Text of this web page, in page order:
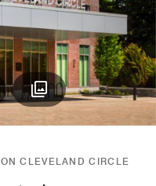
CLEVELAND CIRCLE